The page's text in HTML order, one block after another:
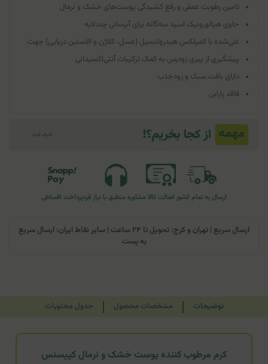
تامین رطوبت عمقی و رفع کشیدگی پوست‌های خشک و نرمال
حاوی هیالورونیک اسید سه‌گانه برای آبرسانی چندلایه
غنی‌شده با کمپلکس هیدروتنسیل (عسل، کلاژن و الاستین دریایی) جهت
پیشگیری از پیری زودرس به کمک ترکیبات آنتی‌اکسیدانی
دارای بافت سبک و زودجذب
فاقد پارابن
ارسال به تمام کشوراصالت کالا مشاوره منطبق با نیاز فردپرداخت اقساطی
ارسال سریع | تهران و کرج: تحویل تا ۲۴ ساعت | سایر نقاط ایران: ارسال سریع
به پست
توضیحات مشخصات محصول جدول محتویات
کرم مرطوب کننده پوست خشک و نرمال کپیسنس